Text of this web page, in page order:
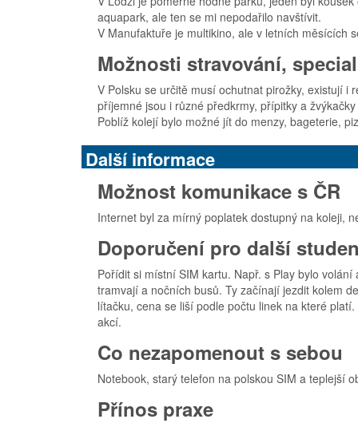
aquapark, ale ten se mi nepodařilo navštívit.
V Manufaktuře je multikino, ale v letních měsících
Možnosti stravování,
V Polsku se určitě musí ochutnat pirožky, existují
příjemné jsou i různé předkrmy, přípitky a
Poblíž kolejí bylo možné jít do menzy, bageterie,
Další informace
Možnost komunikace s ČR
Internet byl za mírný poplatek dostupný na koleji,
Doporučení pro další
Pořídit si místní SIM kartu. Např. s Play bylo
tramvají a nočních busů. Ty začínají jezdit kolem
lítačku, cena se liší podle počtu linek na které
akcí.
Co nezapomenout s sebou
Notebook, starý telefon na polskou SIM a teplejší
Přínos praxe